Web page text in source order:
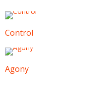
Control
Agony